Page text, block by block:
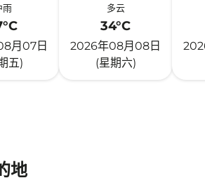
雨
月07日
五)
多云
34°C
2026年08月08日
(星期六)
地